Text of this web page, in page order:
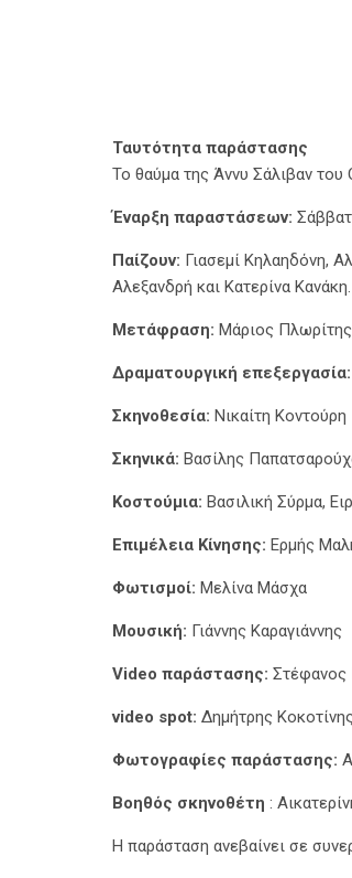
Ταυτότητα παράστασης
Το θαύμα της Άννυ Σάλιβαν του
Έναρξη παραστάσεων:
Παίζουν: Γιασεμί Κηλαηδόνη,
Αλεξανδρή και Κατερίνα Κανάκη.
Μετάφραση: Μάριος Πλωρίτης
Δραματουργική επεξεργασία:
Σκηνοθεσία: Νικαίτη Κοντούρη
Σκηνικά: Βασίλης
Κοστούμια: Βασιλική Σύρμα,
Επιμέλεια Κίνησης: Ερμής
Φωτισμοί: Μελίνα Μάσχα
Mουσική: Γιάννης Καραγιάννης
Video παράστασης:
video spot: Δημήτρης Κοκοτίνης
Φωτογραφίες παράστασης:
Βοηθός σκηνοθέτη :
Η παράσταση ανεβαίνει σε